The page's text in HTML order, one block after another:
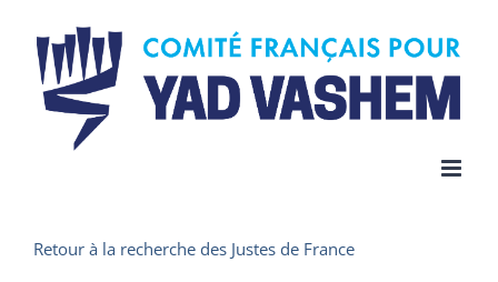
content
Retour à la recherche des Justes de France